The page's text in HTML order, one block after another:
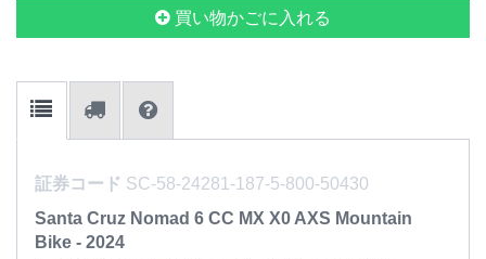
買い物かごに入れる
証券コード SC-58-24281-187-5-800-50430
Santa Cruz Nomad 6 CC MX X0 AXS Mountain
Bike - 2024